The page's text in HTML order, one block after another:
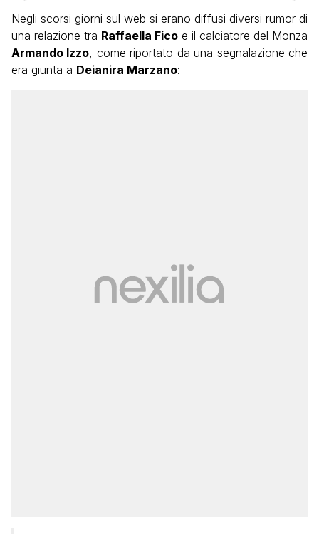
Negli scorsi giorni sul web si erano diffusi diversi rumor di
una relazione tra Raffaella Fico e il calciatore del Monza
Armando Izzo , come riportato da una segnalazione che
era giunta a Deianira Marzano: